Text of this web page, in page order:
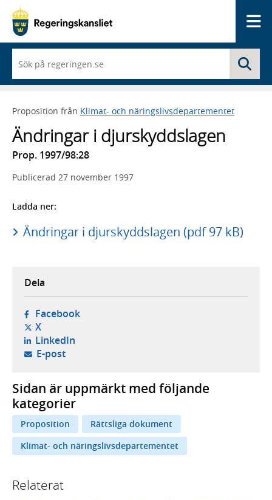
du
börjar
skriva
framträder
en
lista
med
sökförslag
Proposition från Klimat- och näringslivsdepartementet
Ändringar i djurskyddslagen
Prop. 1997/98:28
Publicerad 27 november 1997
Ladda ner:
Ändringar i djurskyddslagen (pdf 97 kB)
Dela
Facebook- öppnas i ny flik, extern webbplats,
X- öppnas i ny flik, extern webbplats,
LinkedIn- öppnas i ny flik, extern webbplats,
E-post- öppnar din e-postklient,
Sidan är uppmärkt med följande
kategorier
Proposition
Rättsliga dokument
Klimat- och näringslivsdepartementet
Relaterat